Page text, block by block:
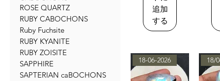
ROSE QUARTZ
RUBY CABOCHONS
Ruby Fuchsite
RUBY KYANITE
RUBY ZOISITE
SAPPHIRE
SAPTERIAN caBOCHONS
追加
する
18-06-2026 18/